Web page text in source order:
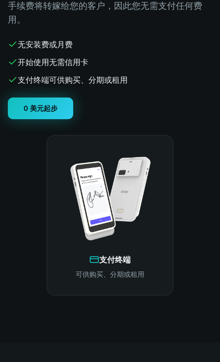
手续费将转嫁给您的客户，因此您无需支付任何费
用。
无安装费或月费
开始使用无需信用卡
支付终端可供购买、分期或租用
0 美元起步
支付终端
可供购买、分期或租用